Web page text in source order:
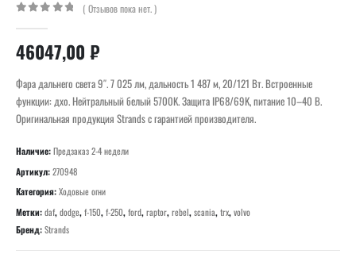
( Отзывов пока нет. )
46047,00 ₽
Фара дальнего света 9″. 7 025 лм, дальность 1 487 м, 20/121 Вт. Встроенные
функции: дхо. Нейтральный белый 5700K. Защита IP68/69K, питание 10–40 В.
Оригинальная продукция Strands с гарантией производителя.
Наличие:Предзаказ 2-4 недели
Артикул:270948
Категория:Ходовые огни
Метки:daf,dodge,f-150,f-250,ford,raptor,rebel,scania,trx,volvo
Бренд:Strands